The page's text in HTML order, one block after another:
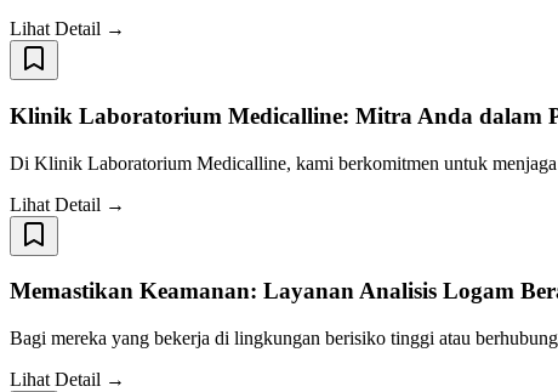
Lihat Detail →
Klinik Laboratorium Medicalline: Mitra Anda dalam
Di Klinik Laboratorium Medicalline, kami berkomitmen untuk menjaga
Lihat Detail →
Memastikan Keamanan: Layanan Analisis Logam
Bagi mereka yang bekerja di lingkungan berisiko tinggi atau
Lihat Detail →